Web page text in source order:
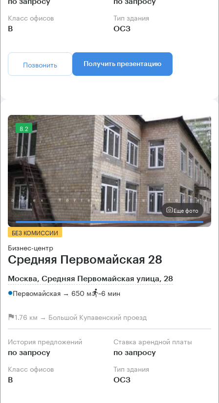
Класс офисов
B
Тип здания
ОСЗ
Позвонить Получить презентацию
8.2
Еще фото
БЕЗ КОМИССИИ
Бизнес-центр
Средняя Первомайская 28
Москва, Средняя Первомайская улица, 28
Первомайская → 650 м ~6 мин
1.76 км → Большой Купавенский проезд
История предложений
по запросу
Ставка арендной платы
по запросу
Класс офисов
B
Тип здания
ОСЗ